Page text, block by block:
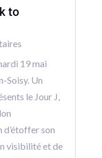
to
19 mai
Soisy. Un
le Jour J,
d’étoffer son
visibilité et de